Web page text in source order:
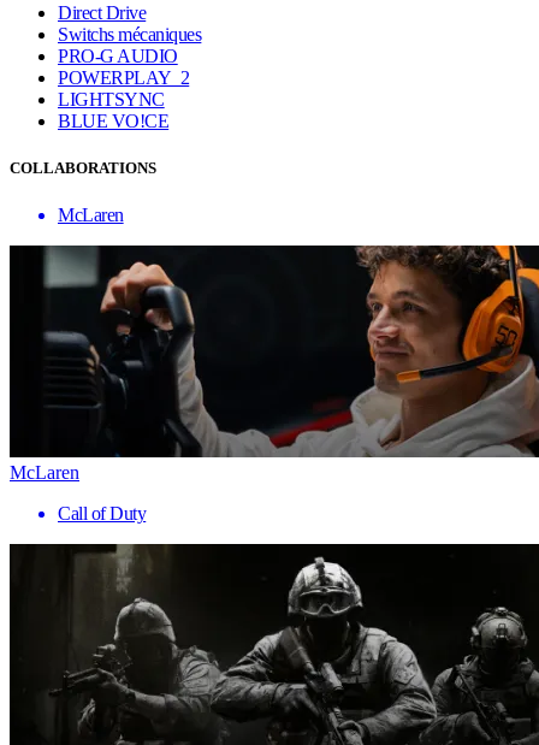
Direct Drive
Switchs mécaniques
PRO-G AUDIO
POWERPLAY 2
LIGHTSYNC
BLUE VO!CE
COLLABORATIONS
McLaren
McLaren
Call of Duty